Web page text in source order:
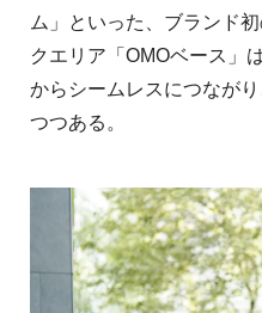
ム」といった、ブランド
クエリア「OMOベース」
からシームレスにつなが
つつある。